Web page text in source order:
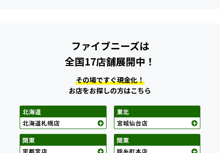
ファイブニーズは
全国17店舗展開中！
その場ですぐ現金化！
お店をお探しの方はこちら